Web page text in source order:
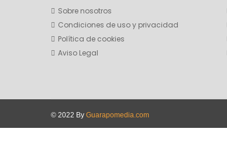
Sobre nosotros
Condiciones de uso y privacidad
Política de cookies
Aviso Legal
© 2022 By Guarapomedia.com